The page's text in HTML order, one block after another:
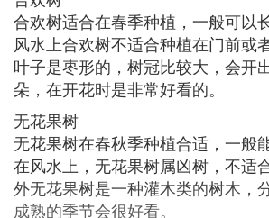
合欢树适合在春季种植，一般可以
风水上合欢树不适合种植在门前或
叶子是枣形的，树冠比较大，会开
朵，在开花时是非常好看的。
无花果树
无花果树在春秋季种植合适，一般
在风水上，无花果树属凶树，不适
外无花果树是一种灌木类的树木，
成熟的季节会很好看。